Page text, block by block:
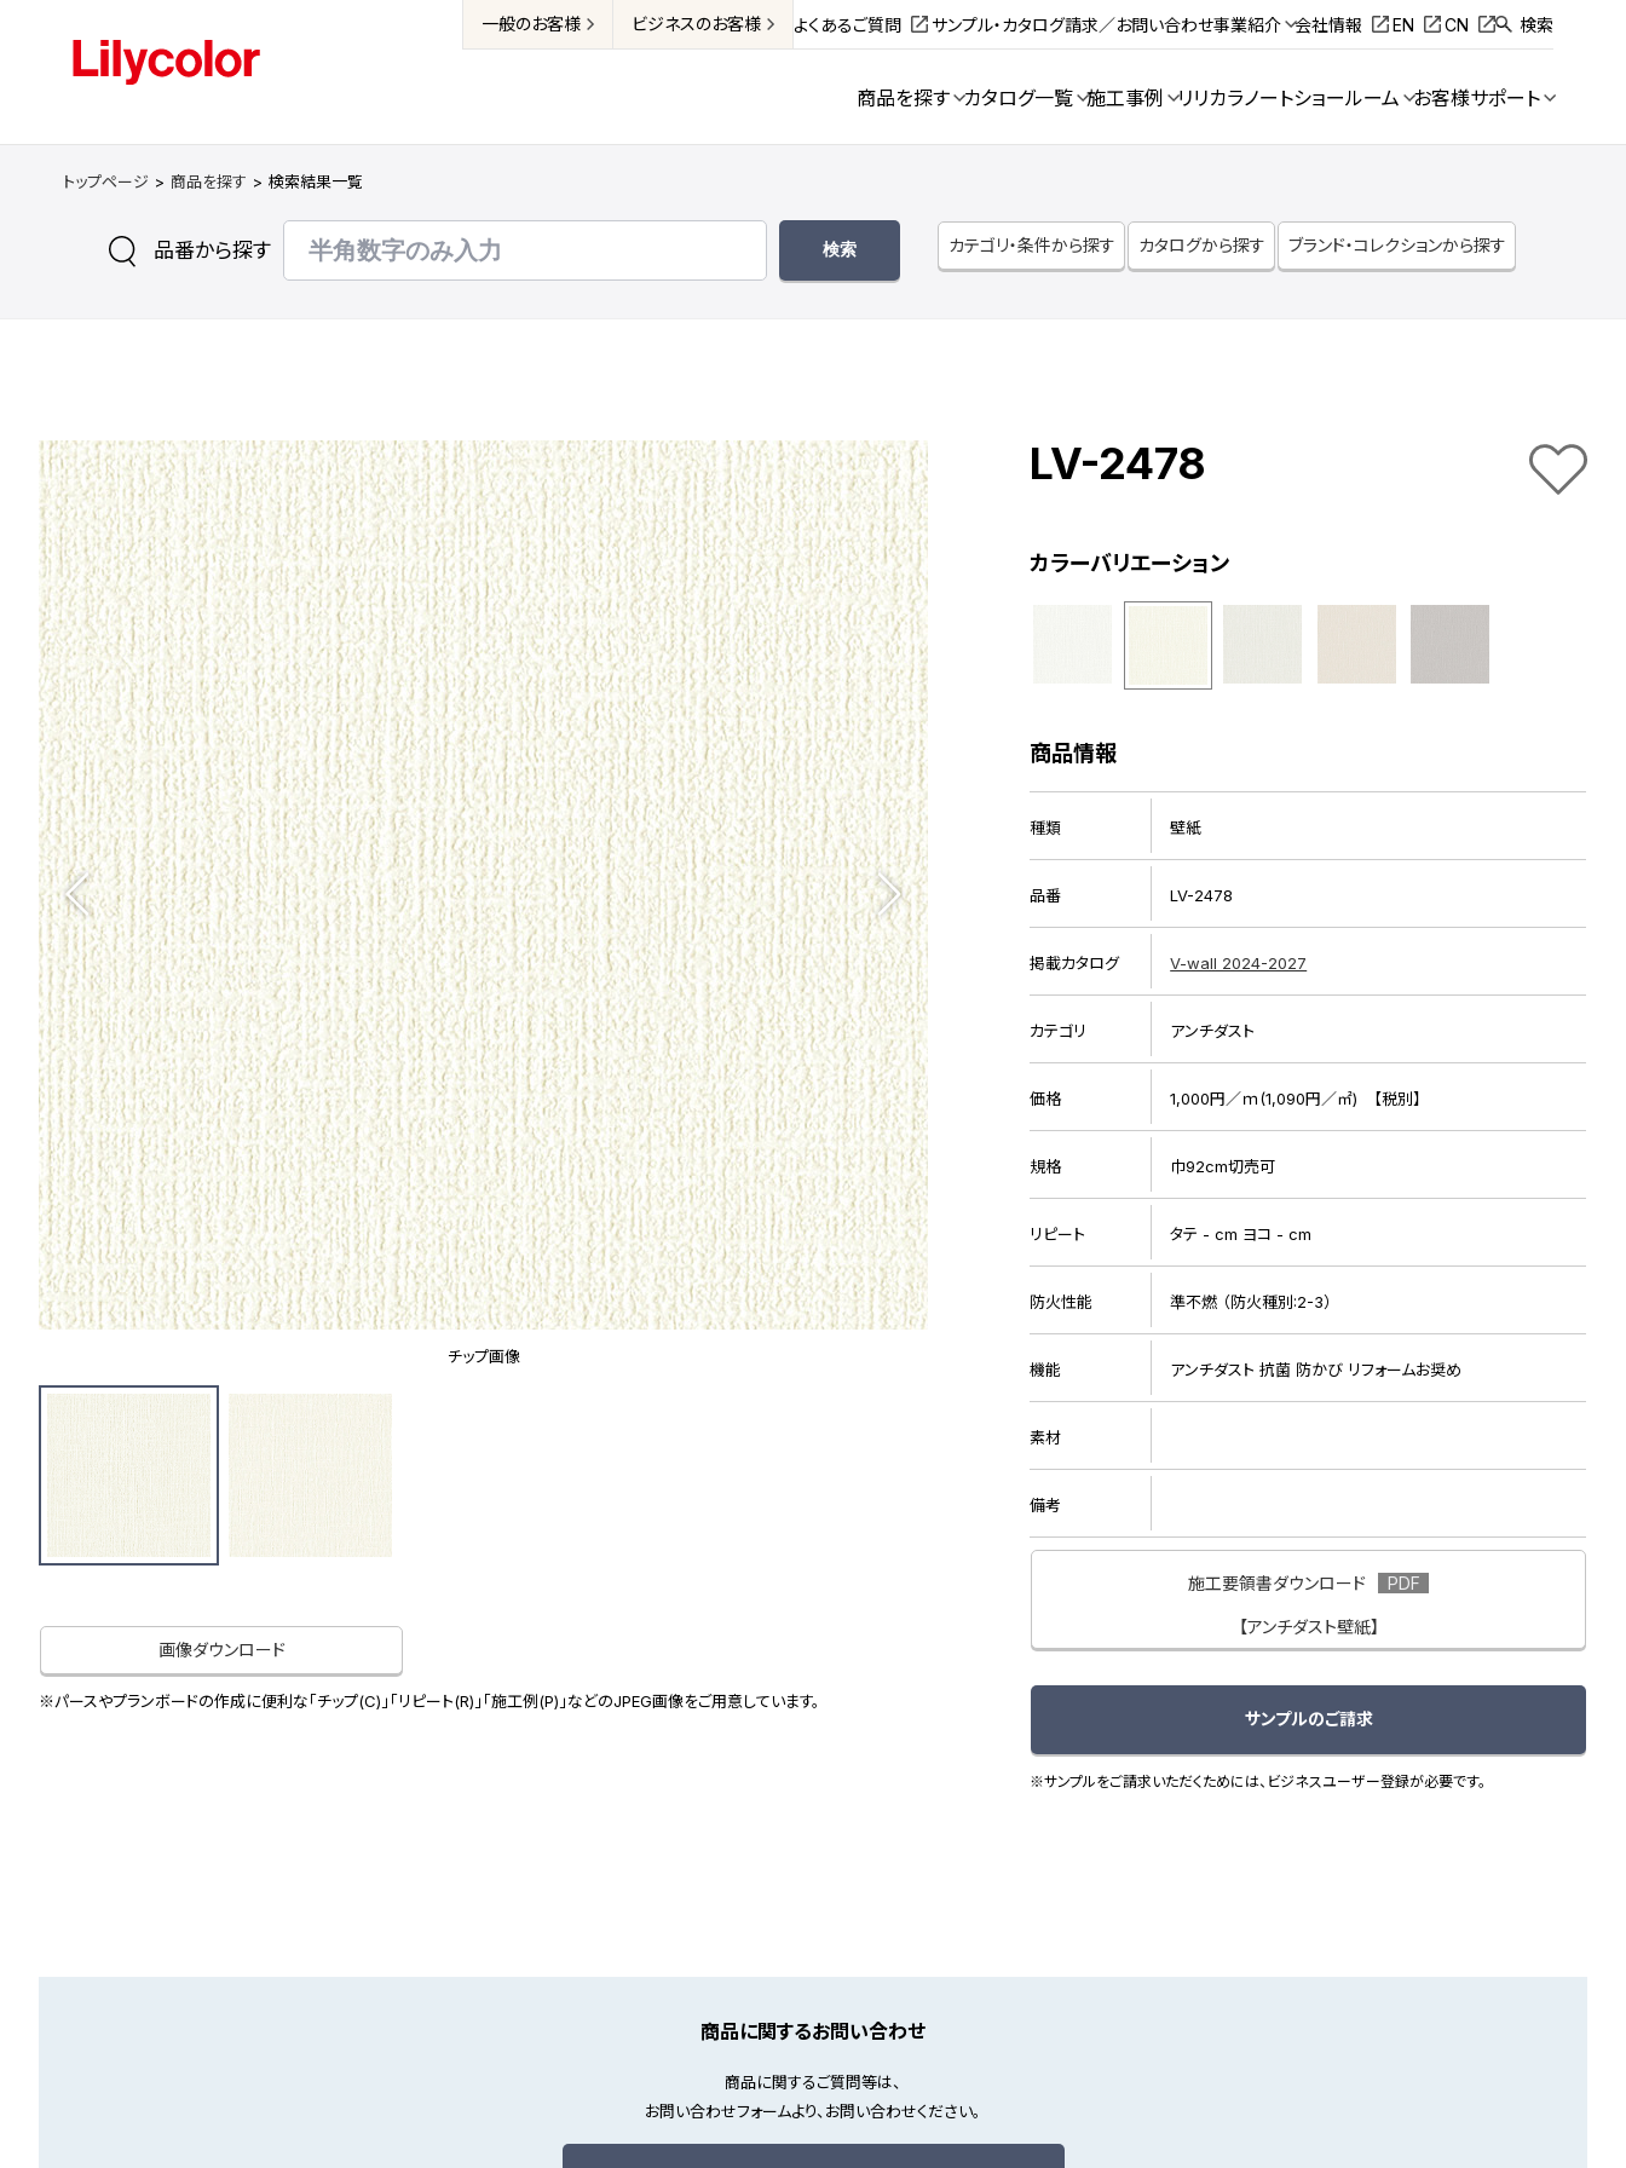
一般のお客様 ビジネスのお客様 よくあるご質問 サンプル・カタログ請求／お問い合わせ事業紹介 会社情報 EN CN 検索
商品を探す カタログ一覧 施工事例 リリカラノートショールーム お客様サポート
トップページ 商品を探す 検索結果一覧
品番から探す カテゴリ・条件から探す カタログから探す ブランド・コレクションから探す
チップ画像
画像ダウンロード
※パースやプランボードの作成に便利な「チップ(C)」「リピート(R)」「施工例(P)」などのJPEG画像をご用意しています。
LV-2478
カラーバリエーション
商品情報
種類 壁紙
品番 LV-2478
掲載カタログ V-wall 2024-2027
カテゴリ アンチダスト
価格 1,000円／ｍ(1,090円／㎡) 【税別】
規格 巾92cm切売可
リピート タテ - cm ヨコ - cm
防火性能 準不燃 （防火種別:2-3）
機能 アンチダスト 抗菌 防かび リフォームお奨め
素材
備考
施工要領書ダウンロード
【アンチダスト壁紙】
サンプルのご請求
※サンプルをご請求いただくためには、ビジネスユーザー登録が必要です。
商品に関するお問い合わせ
商品に関するご質問等は、
お問い合わせフォームより、お問い合わせください。